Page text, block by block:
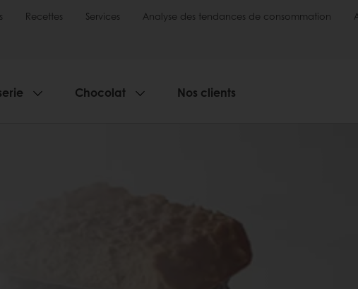
Recettes Services Analyse des tendances de consommation
Chocolat Nos clients